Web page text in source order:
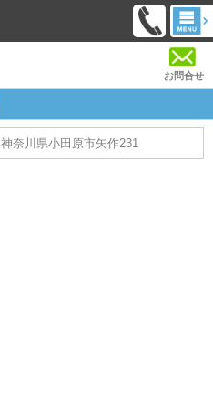
お問合せ
神奈川県小田原市矢作231